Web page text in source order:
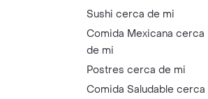
Sushi cerca de mi
Comida Mexicana cerca
de mi
Postres cerca de mi
Comida Saludable cerca